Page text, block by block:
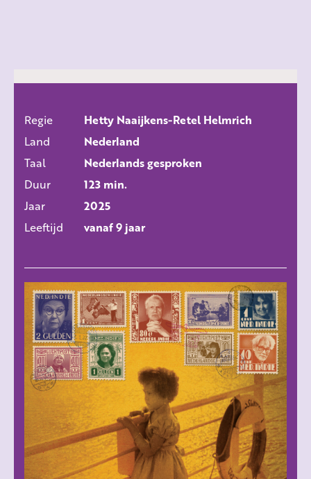
ALLE FILMS
Regie
Hetty Naaijkens-Retel Helmrich
Land
Nederland
Taal
Nederlands gesproken
Duur
123 min.
Jaar
2025
Leeftijd
vanaf 9 jaar